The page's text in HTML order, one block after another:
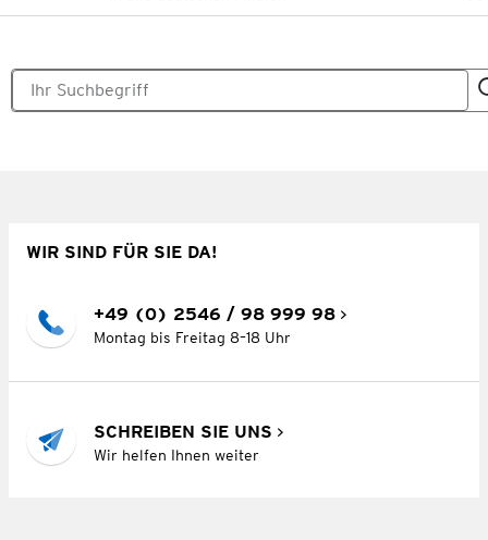
WIR SIND FÜR SIE DA!
+49 (0) 2546 / 98 999 98
Montag bis Freitag 8–18 Uhr
SCHREIBEN SIE UNS
Wir helfen Ihnen weiter